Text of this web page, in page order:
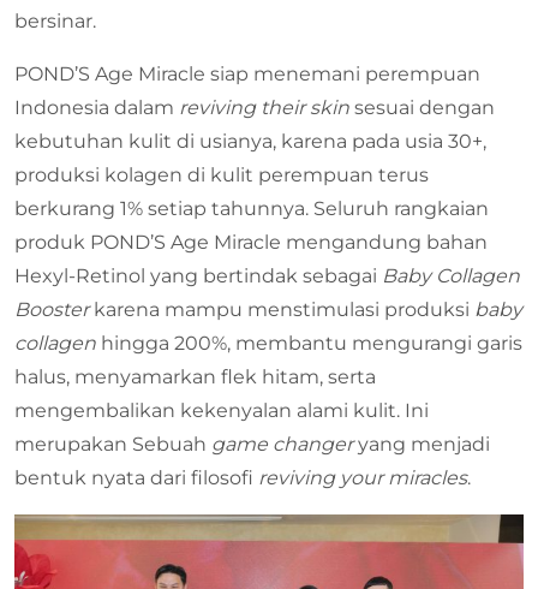
bersinar.
POND’S Age Miracle siap menemani perempuan
Indonesia dalam reviving their skin sesuai dengan
kebutuhan kulit di usianya, karena pada usia 30+,
produksi kolagen di kulit perempuan terus
berkurang 1% setiap tahunnya. Seluruh rangkaian
produk POND’S Age Miracle mengandung bahan
Hexyl-Retinol yang bertindak sebagai Baby Collagen
Boosterkarena mampu menstimulasi produksi baby
collagen hingga 200%, membantu mengurangi garis
halus, menyamarkan flek hitam, serta
mengembalikan kekenyalan alami kulit. Ini
merupakan Sebuah game changeryang menjadi
bentuk nyata dari filosofi reviving your miracles.